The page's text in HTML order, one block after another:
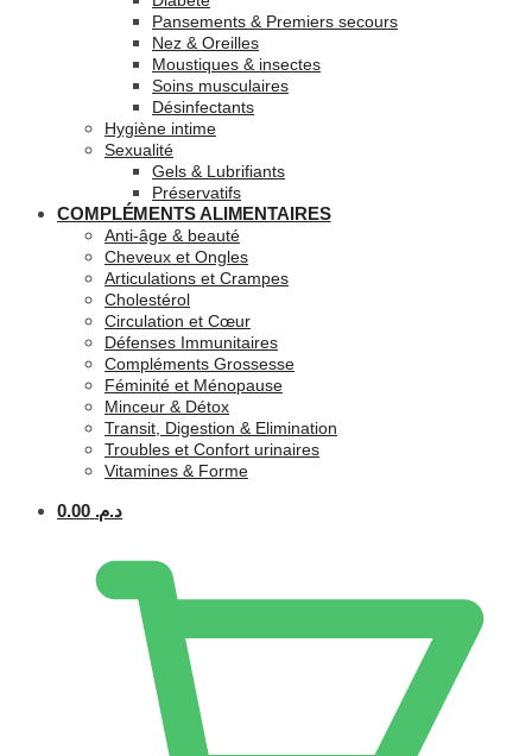
Pansements & Premiers secours
Nez & Oreilles
Moustiques & insectes
Soins musculaires
Désinfectants
Hygiène intime
Sexualité
Gels & Lubrifiants
Préservatifs
COMPLÉMENTS ALIMENTAIRES
Anti-âge & beauté
Cheveux et Ongles
Articulations et Crampes
Cholestérol
Circulation et Cœur
Défenses Immunitaires
Compléments Grossesse
Féminité et Ménopause
Minceur & Détox
Transit, Digestion & Elimination
Troubles et Confort urinaires
Vitamines & Forme
د.م. 0.00